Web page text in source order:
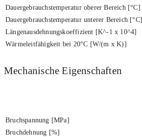
Dau­er­ge­brauchs­tem­pe­ra­tur obe­rer Bereich [°C]
Dau­er­ge­brauchs­tem­pe­ra­tur unte­rer Bereich [°C]
Län­gen­aus­deh­nungs­ko­ef­fi­zi­ent [K^-1 x 10^4]
Wär­me­leit­fä­hig­keit bei 20°C [W/(m x K)]
Mecha­ni­sche Eigen­schaf­ten
Bruch­span­nung [MPa]
Bruch­deh­nung [%]